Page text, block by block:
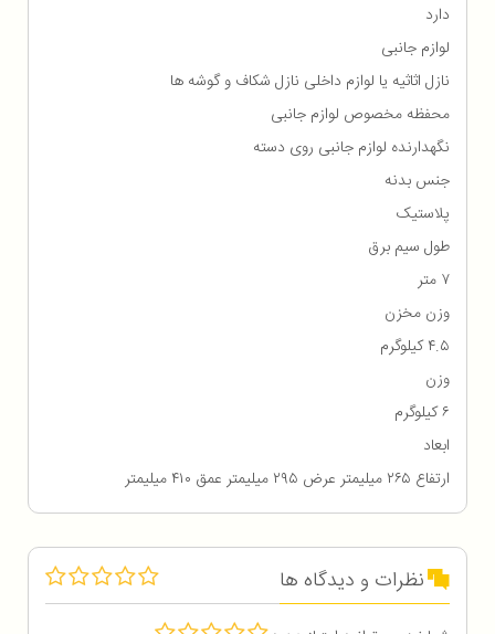
دارد
لوازم جانبی
نازل اثاثیه یا لوازم داخلی نازل شکاف و گوشه ها
محفظه مخصوص لوازم جانبی
نگهدارنده لوازم جانبی روی دسته
جنس بدنه
پلاستیک
طول سیم برق
۷ متر
وزن مخزن
۴.۵ کیلوگرم
وزن
۶ کیلوگرم
ابعاد
ارتفاع ۲۶۵ میلیمتر عرض ۲۹۵ میلیمتر عمق ۴۱۰ میلیمتر
نظرات و دیدگاه ها